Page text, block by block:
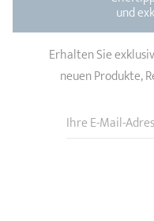
und
Erhalten Sie
neuen Produkte,
Ihre E-Mail-